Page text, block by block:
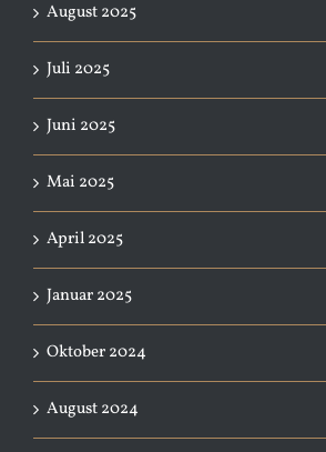
August 2025
Juli 2025
Juni 2025
Mai 2025
April 2025
Januar 2025
Oktober 2024
August 2024